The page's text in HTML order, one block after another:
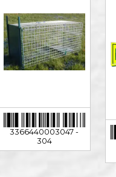
3366440003047 -
304